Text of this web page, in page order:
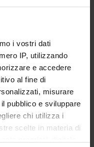
i vostri dati
IP, utilizzando
e accedere
al fine di
misurare
pubblico e sviluppare
chi utilizza i
scelte in materia di